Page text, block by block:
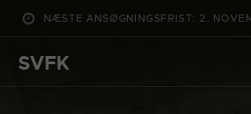
NÆSTE ANSØGNINGSFRIST: 2.
SVFK